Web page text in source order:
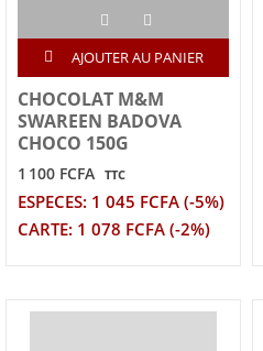
AJOUTER AU PANIER
CHOCOLAT M&M
SWAREEN BADOVA
CHOCO 150G
1 100 FCFA TTC
ESPECES: 1 045 FCFA (-5%)
CARTE: 1 078 FCFA (-2%)